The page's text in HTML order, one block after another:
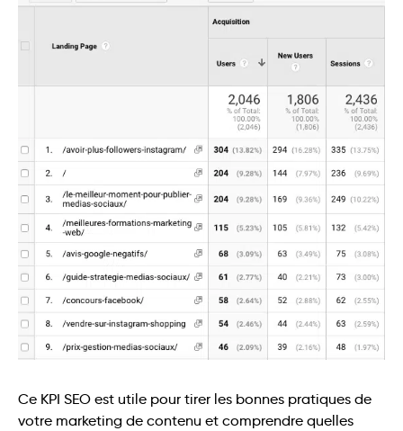
Ce KPI SEO est utile pour tirer les bonnes pratiques de
votre marketing de contenu et comprendre quelles